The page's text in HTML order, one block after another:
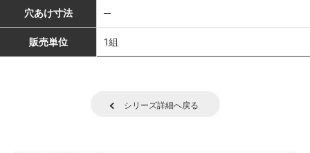
穴あけ寸法 ─
販売単位 1組
シリーズ詳細へ戻る